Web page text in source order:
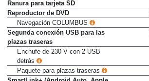
Ranura para tarjeta SD
Reproductor de DVD
Navegación COLUMBUS
Segunda conexión USB para las
plazas traseras
Enchufe de 230 V con 2 USB
detrás
Paquete para plazas traseras